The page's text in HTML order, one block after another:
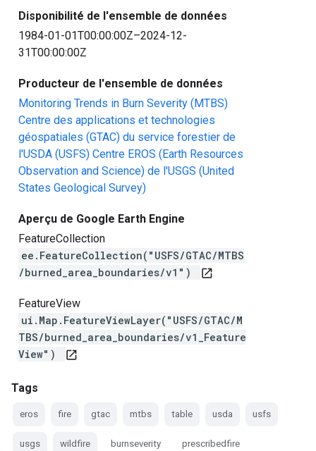
Disponibilité de l'ensemble de données
1984-01-01T00:00:00Z–2024-12-
31T00:00:00Z
Producteur de l'ensemble de données
Monitoring Trends in Burn Severity (MTBS)
Centre des applications et technologies
géospatiales (GTAC) du service forestier de
l'USDA (USFS) Centre EROS (Earth Resources
Observation and Science) de l'USGS (United
States Geological Survey)
Aperçu de Google Earth Engine
FeatureCollection
ee.FeatureCollection("USFS/GTAC/MTBS
/burned_area_boundaries/v1")
open_in_new
FeatureView
ui.Map.FeatureViewLayer("USFS/GTAC/M
TBS/burned_area_boundaries/v1_Feature
View")
open_in_new
Tags
eros fire gtac mtbs table usda usfs
usgs wildfire burnseverity prescribedfire